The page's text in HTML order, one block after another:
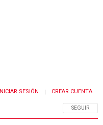
SIGA ESTA
SEGUIR
INICIAR SESIÓN | CREAR CUENTA